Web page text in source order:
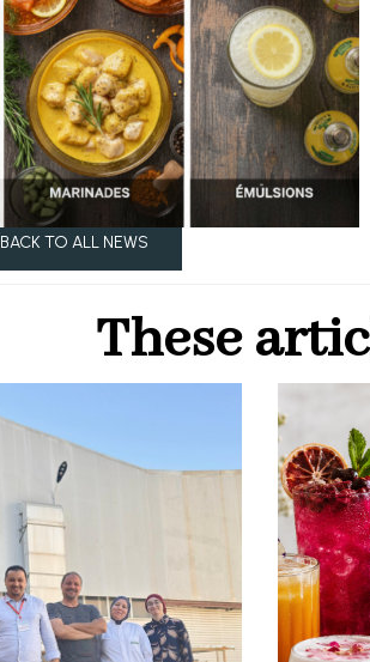
BACK TO ALL NEWS
These